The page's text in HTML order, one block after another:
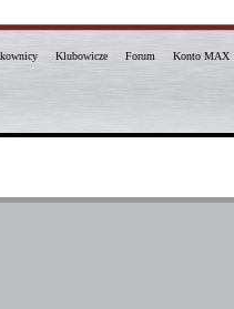
Klubowicze Forum
Konto MAX